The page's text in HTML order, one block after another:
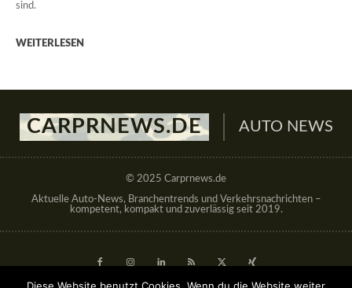
sind.
WEITERLESEN
CARPRNEWS.DE AUTO NEWS
© 2025 Carprnews.de
Aktuelle Auto-News, Branchentrends und Verkehrsnachrichten –
kompetent, kompakt und zuverlässig seit 2019.